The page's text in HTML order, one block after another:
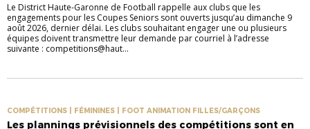
Le District Haute-Garonne de Football rappelle aux clubs que les
engagements pour les Coupes Seniors sont ouverts jusqu’au dimanche 9
août 2026, dernier délai. Les clubs souhaitant engager une ou plusieurs
équipes doivent transmettre leur demande par courriel à l’adresse
suivante : competitions@haut...
COMPÉTITIONS | FÉMININES | FOOT ANIMATION FILLES/GARÇONS
Les plannings prévisionnels des compétitions sont en